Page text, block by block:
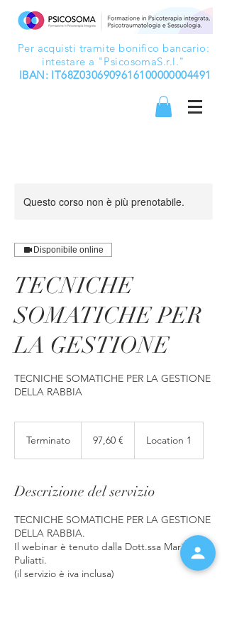
Per acquisti tramite bonifico bancario:
intestare a "PsicosomaS.r.l."
IBAN: IT68Z0306909616100000004491
Questo corso non è più prenotabile.
Disponibile online
TECNICHE
SOMATICHE PER
LA GESTIONE
TECNICHE SOMATICHE PER LA GESTIONE
DELLA RABBIA
Terminato
i
a
t
o
97,60 € Location 1
Descrizione del servizio
TECNICHE SOMATICHE PER LA GESTIONE
DELLA RABBIA.
Il webinar è tenuto dalla Dott.ssa Maria
Puliatti.
(il servizio è iva inclusa)